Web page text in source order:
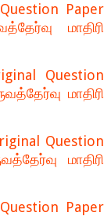
Paper
மாதிரி
Question
மாதிரி
Question
மாதிரி
Paper